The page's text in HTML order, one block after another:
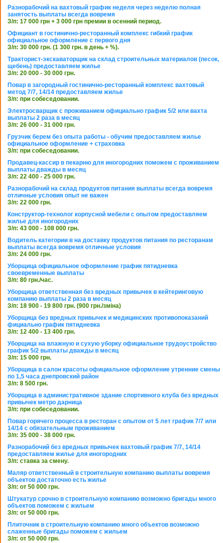
Разнорабочий на вахтовый график неделя через неделю полная
занятость выплаты всегда вовремя
З/п: 17 000 грн + 3 000 грн премии в осенний период.
Официант в гостинично-ресторанный комплекс гибкий график
официальное оформление с первого дня
З/п: 30 000 грн. (1 300 грн. в день + %).
Тракторист-экскаваторщик на склад строительных материалов (песок,
щебень) предоставляем жилье
З/п: 20 000 - 30 000 грн.
Повар в загородный гостинично-ресторанный комплекс вахтовый
метод 7/7, 14/14 предоставляем жилье
З/п: при собеседовании.
Электросварщик с проживанием официально график 5/2 или вахта
выплаты 2 раза в месяц
З/п: 26 000 - 31 000 грн.
Грузчик берем без опыта работы - обучим предоставляем жилье
официальное оформление + страховка
З/п: при собеседовании.
Продавец-кассир в пекарню для иногородних поможем с проживанием
выплаты дважды в месяц
З/п: 22 400 - 25 000 грн.
Разнорабочий на склад продуктов питания выплаты всегда вовремя
отличные условия опыт не важен
З/п: 22 000 грн.
Конструктор-технолог корпусной мебели с опытом предоставляем
жилье для иногородних
З/п: 43 000 - 108 000 грн.
Водитель категории в на доставку продуктов питания по ресторанам
выплаты всегда вовремя отличные условия
З/п: 24 000 грн.
Уборщица официальное оформление график пятидневка
своевременные выплаты
З/п: 80 грн./час.
Уборщица ответственная без вредных привычек в кейтеринговую
компанию выплаты 2 раза в месяц
З/п: 18 900 - 19 800 грн. (900 грн./зміна)
Уборщица без вредных привычек и медицинских противопоказаний
фициально график пятидневка
З/п: 12 400 - 13 400 грн.
Уборщица на влажную и сухую уборку официальное трудоустройство
график 5/2 выплаты дважды в месяц
З/п: 15 000 грн.
Уборщица в салон красоты официальное оформление утренние смены
по 1,5 часа днепровский район
З/п: 8 500 грн.
Уборщица в административное здание спортивного клуба без вредных
привычек метро дарница
З/п: при собеседовании.
Повар горячего процесса в ресторан с опытом от 5 лет график 7/7 или
14/14 с обязательным проживанием
З/п: 35 000 - 38 000 грн.
Разнорабочий без вредных привычек вахтовый график 7/7, 14/14
предоставляем жилье для иногородних
З/п: ставка за смену.
Маляр ответственный в строительную компанию выплаты вовремя
объектов достаточно есть жилье
З/п: от 50 000 грн.
Штукатур срочно в строительную компанию возможно бригады много
объектов поможем с жильем
З/п: от 50 000 грн.
Плиточник в строительную компанию много объектов возможно
слаженные бригады поможем с жильем
З/п: от 50 000 грн.